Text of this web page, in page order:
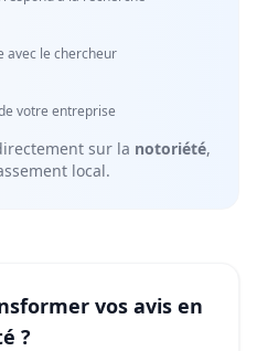
avec le chercheur
votre entreprise
sur la notoriété,
local.
vos avis en
?